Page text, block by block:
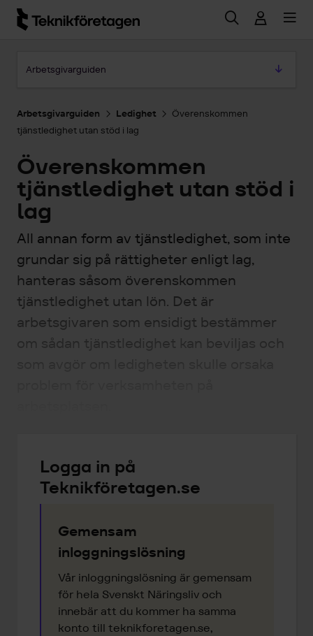
Hoppa till huvudinnehåll
Arbetsgivarguiden Ledighet
Överenskommen
tjänstledighet utan stöd i lag
Överenskommen
tjänstledighet utan stöd i
lag
All annan form av tjänstledighet, som inte
grundar sig på rättigheter enligt lag,
hanteras såsom överenskommen
tjänstledighet utan lön. Det är
arbetsgivaren som ensidigt bestämmer
om sådan tjänstledighet kan beviljas och
Logga in på
Teknikföretagen.se
Gemensam
inloggningslösning
Vår inloggningslösning är gemensam
för hela Svenskt Näringsliv och
innebär att du kommer ha samma
konto till teknikforetagen.se,
Arbetsgivarguiden